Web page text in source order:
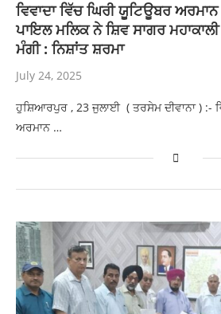
ਵਿਵਾਦਾ ਵਿੱਚ ਘਿਰੀ ਯੂਟਿਊਬਰ
ਪਾਇਲ ਮਲਿਕ ਨੇ ਸ਼ਿਵ ਸਾਗਰ
ਮੰਗੀ : ਨਿਸ਼ਾਂਤ ਸ਼ਰਮਾ
July 24, 2025
ਹੁਸ਼ਿਆਰਪੁਰ , 23 ਜੁਲਾਈ ( ਤਰਸੇਮ ਦੀਵਾਨਾ ) :-
ਅਰਮਾਨ …